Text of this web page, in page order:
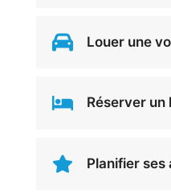
Louer une
Réserver
Planifier ses